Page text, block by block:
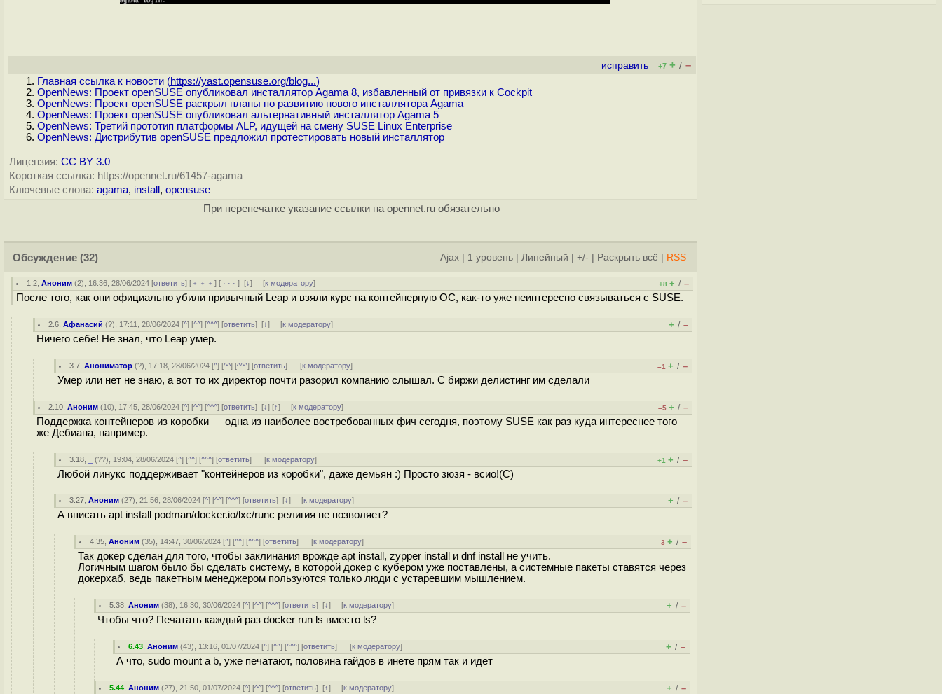
исправить +7 + / –
Главная ссылка к новости (https://yast.opensuse.org/blog...)
OpenNews: Проект openSUSE опубликовал инсталлятор Agama 8, избавленный от привязки к Cockpit
OpenNews: Проект openSUSE раскрыл планы по развитию нового инсталлятора Agama
OpenNews: Проект openSUSE опубликовал альтернативный инсталлятор Agama 5
OpenNews: Третий прототип платформы ALP, идущей на смену SUSE Linux Enterprise
OpenNews: Дистрибутив openSUSE предложил протестировать новый инсталлятор
Лицензия: CC BY 3.0
Короткая ссылка: https://opennet.ru/61457-agama
Ключевые слова: agama, install , opensuse
При перепечатке указание ссылки на opennet.ru обязательно
Обсуждение (32) Ajax 1 уровень Линейный +/- Раскрыть всё RSS
1.2 ,Аноним (2), 16:36, 28/06/2024 [ответить] [ ﹢﹢﹢] [ · · ·][↓] [к модератору] +8 + / –
После того, как они официально убили привычный Leap и взяли курс на контейнерную ОС, как-то уже неинтересно связываться с SUSE.
2.6 ,Афанасий (?), 17:11, 28/06/2024 [^] [^^] [^^^] [ответить][↓] [к модератору] + / –
Ничего себе! Не знал, что Leap умер.
3.7 ,Анониматор (?), 17:18, 28/06/2024 [^] [^^] [^^^] [ответить] [к модератору] –1 + / –
Умер или нет не знаю, а вот то их директор почти разорил компанию слышал. С биржи делистинг им сделали
2.10 ,Аноним (10), 17:45, 28/06/2024 [^] [^^] [^^^] [ответить][↓] [↑] [к модератору] –5 + / –
Поддержка контейнеров из коробки — одна из наиболее востребованных фич сегодня, поэтому SUSE как раз куда интереснее того
же Дебиана, например.
3.18 (??), 19:04, 28/06/2024 [^] [^^] [^^^] [ответить] [к модератору] +1 + / –
Любой линукс поддерживает "контейнеров из коробки", даже демьян :) Просто зюзя - всио!(С)
3.27 ,Аноним (27), 21:56, 28/06/2024 [^] [^^] [^^^] [ответить][↓] [к модератору] + / –
А вписать apt install podman/docker.io/lxc/runc религия не позволяет?
4.35 ,Аноним (35), 14:47, 30/06/2024 [^] [^^] [^^^] [ответить] [к модератору] –3 + / –
Так докер сделан для того, чтобы заклинания врожде apt install, zypper install и dnf install не учить.
Логичным шагом было бы сделать систему, в которой докер с кубером уже поставлены, а системные пакеты ставятся через
докерхаб, ведь пакетным менеджером пользуются только люди с устаревшим мышлением.
5.38 ,Аноним (38), 16:30, 30/06/2024 [^] [^^] [^^^] [ответить][↓] [к модератору] + / –
Чтобы что? Печатать каждый раз docker run ls вместо ls?
6.43 ,Аноним (43), 13:16, 01/07/2024 [^] [^^] [^^^] [ответить] [к модератору] + / –
А что, sudo mount a b, уже печатают, половина гайдов в инете прям так и идет
5.44 ,Аноним (27), 21:50, 01/07/2024 [^] [^^] [^^^] [ответить][↑] [к модератору] + / –